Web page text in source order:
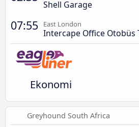
Shell Garage
07:55 East London
Intercape Office Otobüs
Ekonomi
Greyhound South Africa